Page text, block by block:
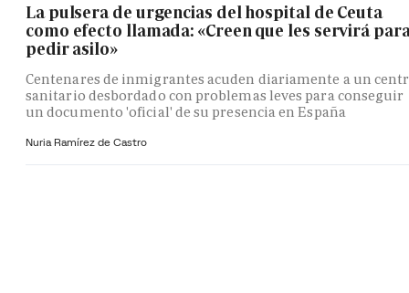
La pulsera de urgencias del hospital de Ceuta
como efecto llamada: «Creen que les servirá
pedir asilo»
Centenares de inmigrantes acuden diariamente a un
sanitario desbordado con problemas leves para conseguir
un documento 'oficial' de su presencia en España
Nuria Ramírez de Castro